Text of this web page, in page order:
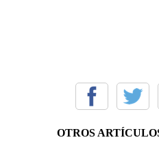
OTROS